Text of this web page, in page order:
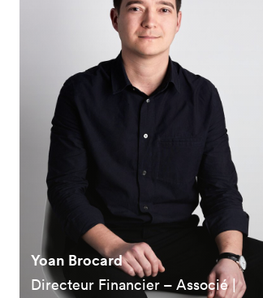
Yoan Brocard
Directeur Financier – Associé |